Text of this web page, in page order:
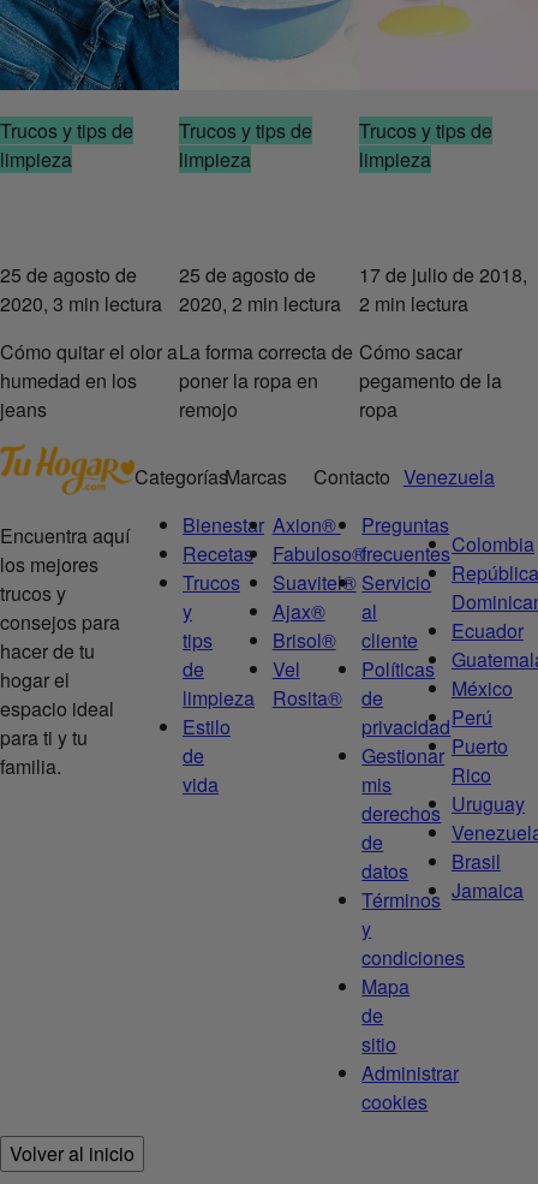
Trucos y tips de
limpieza
25 de agosto de
2020, 3 min lectura
Cómo quitar el olor a
humedad en los
jeans
Trucos y tips de
limpieza
25 de agosto de
2020, 2 min lectura
La forma correcta de
poner la ropa en
remojo
Trucos y tips de
limpieza
17 de julio de 2018,
2 min lectura
Cómo sacar
pegamento de la
ropa
Encuentra aquí
los mejores
trucos y
consejos para
hacer de tu
hogar el
espacio ideal
para ti y tu
familia.
Categorías
Bienestar
Recetas
Trucos
y
tips
de
limpieza
Estilo
de
vida
Marcas
Axion®
Fabuloso®
Suavitel®
Ajax®
Brisol®
Vel
Rosita®
Contacto
Preguntas
frecuentes
Servicio
al
cliente
Políticas
de
privacidad
Gestionar
mis
derechos
de
datos
Términos
y
condiciones
Mapa
de
sitio
Administrar
cookies
Venezuela
Colombia
República
Ecuador
México
Perú
Puerto
Rico
Uruguay
Brasil
Jamaica
Volver al inicio